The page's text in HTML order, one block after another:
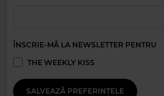
Magic Relax
ÎNSCRIE-MĂ LA NEWSLETTER PENTRU
THE WEEKLY KISS
SALVEAZĂ PREFERINȚELE